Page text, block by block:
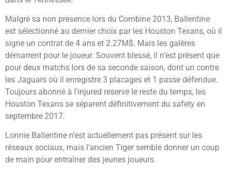
Malgré sa non présence lors du Combine 2013, Ballentine
est sélectionné au dernier choix par les Houston Texans, où il
signe un contrat de 4 ans et 2.27M$. Mais les galères
démarrent pour le joueur. Souvent blessé, il n’est présent que
pour deux matchs lors de sa seconde saison, dont un contre
les Jaguars où il enregistre 3 placages et 1 passe défendue.
Toujours abonné à l’injured reserve le reste du temps, les
Houston Texans se séparent définitivement du safety en
septembre 2017.
Lonnie Ballentine n’est actuellement pas présent sur les
réseaux sociaux, mais l’ancien Tiger semble donner un coup
de main pour entraîner des jeunes joueurs.